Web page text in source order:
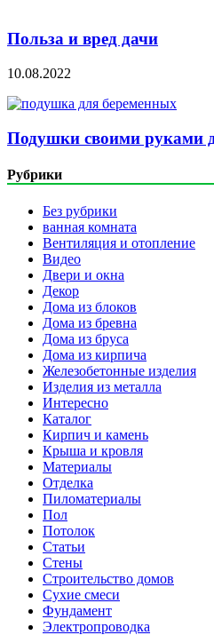
Польза и вред дачи
10.08.2022
Подушки своими руками
Рубрики
Без рубрики
ванная комната
Вентиляция и отопление
Видео
Двери и окна
Декор
Дома из блоков
Дома из бревна
Дома из бруса
Дома из кирпича
Железобетонные изделия
Изделия из металла
Интересно
Каталог
Кирпич и камень
Крыша и кровля
Материалы
Отделка
Пиломатериалы
Пол
Потолок
Статьи
Стены
Строительство домов
Сухие смеси
Фундамент
Электропроводка